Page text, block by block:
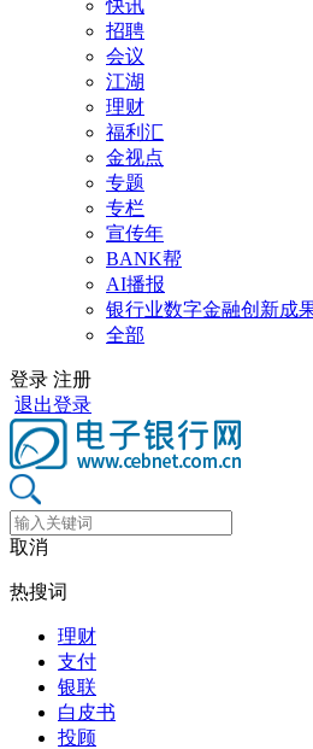
快讯
招聘
会议
江湖
理财
福利汇
金视点
专题
专栏
宣传年
BANK帮
AI播报
银行业数字金融创新成
全部
登录 注册
退出登录
取消
热搜词
理财
支付
银联
白皮书
投顾